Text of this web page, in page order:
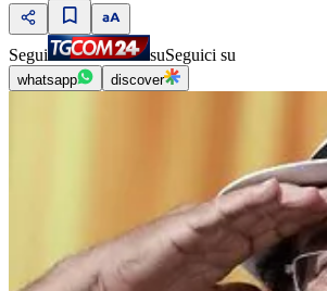
Segui suSeguici su
whatsapp discover